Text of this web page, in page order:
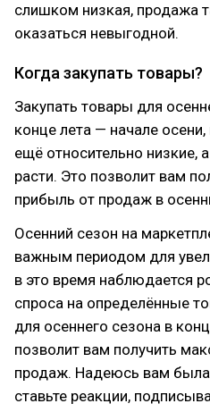
слишком низкая, продажа
оказаться невыгодной.
Когда закупать товары?
Закупать товары для
конце лета — начале
ещё относительно низкие,
расти. Это позволит вам
прибыль от продаж в
Осенний сезон на
важным периодом для
в это время наблюдается
спроса на определённые
для осеннего сезона в
позволит вам получить
продаж. Надеюсь вам была
ставьте реакции,